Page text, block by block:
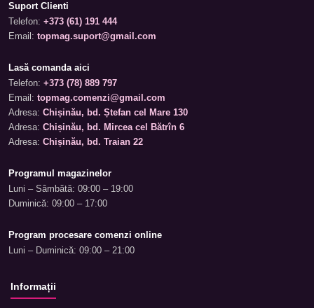
Suport Clienti
Telefon: +373 (61) 191 444
Email: topmag.suport@gmail.com
Lasă comanda aici
Telefon: +373 (78) 889 797
Email: topmag.comenzi@gmail.com
Adresa: Chișinău, bd. Ștefan cel Mare 130
Adresa: Chișinău, bd. Mircea cel Bătrîn 6
Adresa: Chișinău, bd. Traian 22
Programul magazinelor
Luni – Sâmbătă: 09:00 – 19:00
Duminică: 09:00 – 17:00
Program procesare comenzi online
Luni – Duminică: 09:00 – 21:00
Informații